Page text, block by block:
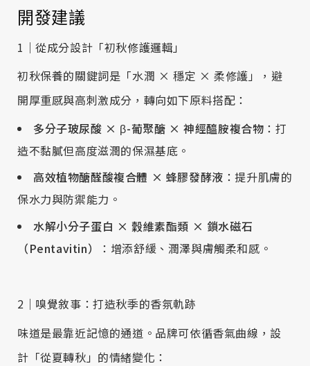
開發建議
1｜從成分設計「初秋修護邏輯」
初秋保養的關鍵詞是「水潤 × 穩定 × 柔修護」，避
開厚重感與高刺激成分，轉向如下原料搭配：
多分子玻尿酸 × β-葡聚醣 × 神經醯胺複合物 ：打
造不黏膩但高度滋潤的保濕基底。
高效植物醣醛酸複合體 × 蜂膠發酵液 ：提升肌膚的
保水力與防禦能力。
水解小分子蛋白 × 穀維素酯類 × 鎖水磁石
（Pentavitin）
：增添舒緩、潤澤與膚觸柔和感。
2｜嗅覺敘事：打造秋季的香氛軌跡
味道是最靠近記憶的通道。品牌可依循香氣曲線，設
計「從夏轉秋」的情緒變化：